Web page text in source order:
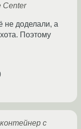
Center
не доделали, а
Поэтому
с